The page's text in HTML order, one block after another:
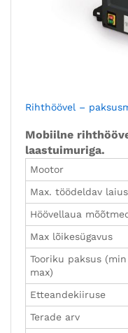
Rihthöövel –
Mobiilne
laastuimuriga.
Mootor
Max. töödeldav laius
Höövellaua
Max lõikesügavus
Tooriku paksus
max)
Etteandekiiruse
Terade arv